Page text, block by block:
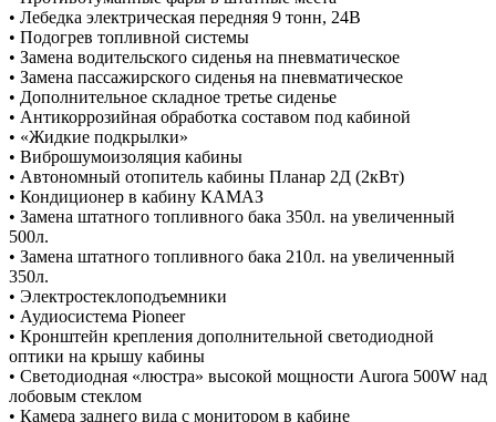
• Лебедка электрическая передняя 9 тонн, 24В
• Подогрев топливной системы
• Замена водительского сиденья на пневматическое
• Замена пассажирского сиденья на пневматическое
• Дополнительное складное третье сиденье
• Антикоррозийная обработка составом под кабиной
• «Жидкие подкрылки»
• Виброшумоизоляция кабины
• Автономный отопитель кабины Планар 2Д (2кВт)
• Кондиционер в кабину КАМАЗ
• Замена штатного топливного бака 350л. на увеличенный
500л.
• Замена штатного топливного бака 210л. на увеличенный
350л.
• Электростеклоподъемники
• Аудиосистема Pioneer
• Кронштейн крепления дополнительной светодиодной
оптики на крышу кабины
• Светодиодная «люстра» высокой мощности Aurora 500W над
лобовым стеклом
• Камера заднего вида с монитором в кабине